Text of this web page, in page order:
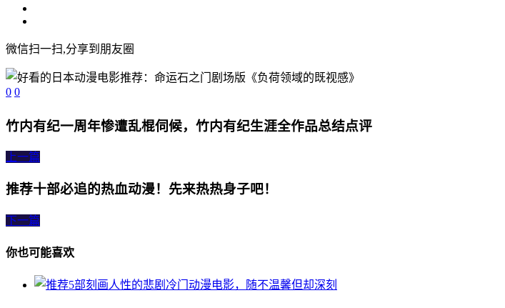
微信扫一扫,分享到朋友圈
0 0
竹内有纪一周年惨遭乱棍伺候，竹内有纪生涯全作品总结点评
上一篇
推荐十部必追的热血动漫！先来热热身子吧！
下一篇
你也可能喜欢